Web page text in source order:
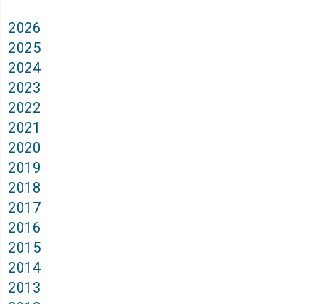
2026
2025
2024
2023
2022
2021
2020
2019
2018
2017
2016
2015
2014
2013